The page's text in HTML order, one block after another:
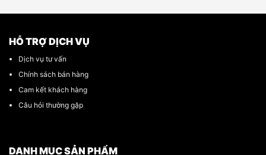
HỖ TRỢ DỊCH VỤ
Dịch vụ tư vấn
Chính sách bán hàng
Cam kết khách hàng
Câu hỏi thường gặp
DANH MỤC SẢN PHẨM